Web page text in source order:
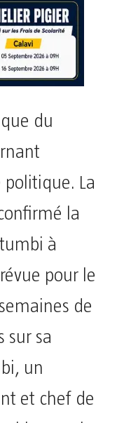
du
politique. La
la
à
pour le
de
sur sa
un
et chef de